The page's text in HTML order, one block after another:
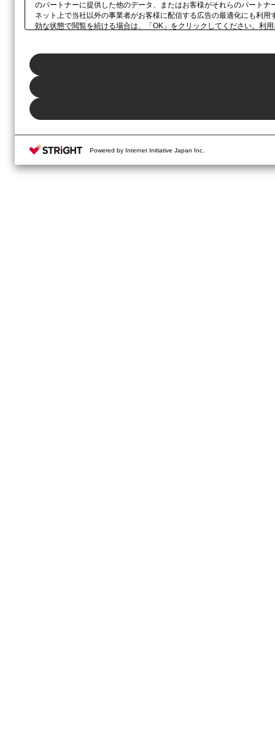
のパートナーに提供した他のデータ、またはお客様がそれらのパート
ネット上で当社以外の事業者がお客様に配信する広告の最適化にも利
効な状態で閲覧を続ける場合は、「OK」をクリックしてください。利
Powered by Internet Initiative Japan Inc.